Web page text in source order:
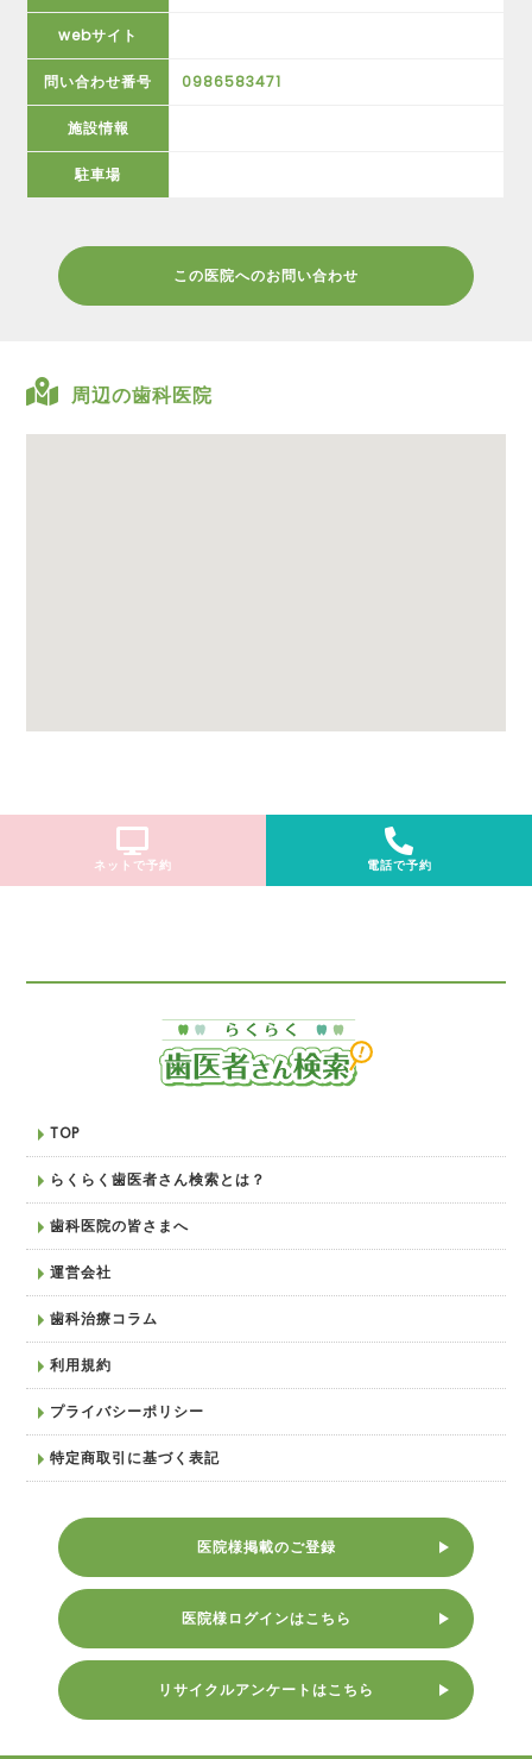
webサイト
問い合わせ番号 0986583471
施設情報
駐車場
この医院へのお問い合わせ
周辺の歯科医院
ネットで予約 電話で予約
TOP
らくらく歯医者さん検索とは？
歯科医院の皆さまへ
運営会社
歯科治療コラム
利用規約
プライバシーポリシー
特定商取引に基づく表記
医院様掲載のご登録
医院様ログインはこちら
リサイクルアンケートはこちら